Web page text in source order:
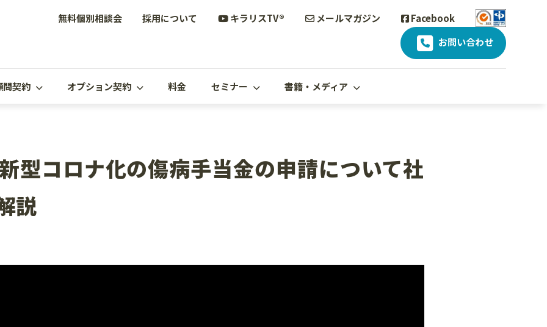
無料個別相談会 採用について キラリスTV® メールマガジン
Facebook
お問い合わせ
問契約 オプション契約 料金 セミナー 書籍・メディア
型コロナ化の傷病手当金の申請について社
説